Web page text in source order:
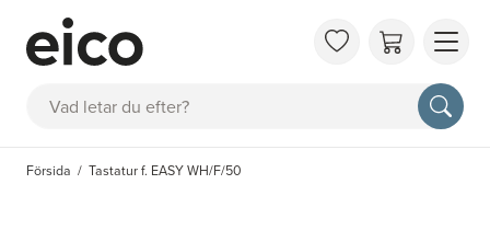
Sök
OM
FAQ
Försida Tastatur f. EASY WH/F/50